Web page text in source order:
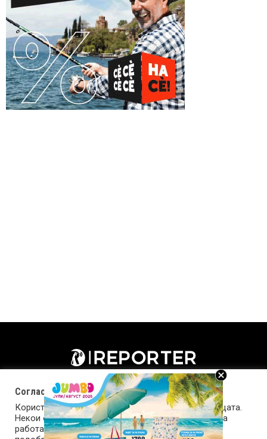
Согласност за колачиња (cookies)
Користиме колачиња за оптимизирање на страницата.
Некои од колачињата се од суштинско значење за
работата на страницата, а други помагаат да ја